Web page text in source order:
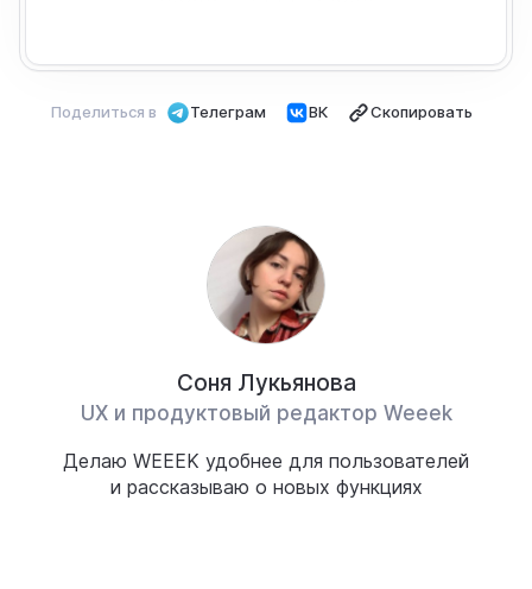
Поделиться в Телеграм ВК Скопировать
Соня Лукьянова
UX и продуктовый редактор Weeek
Делаю WEEEK удобнее для пользователей
и рассказываю о новых функциях